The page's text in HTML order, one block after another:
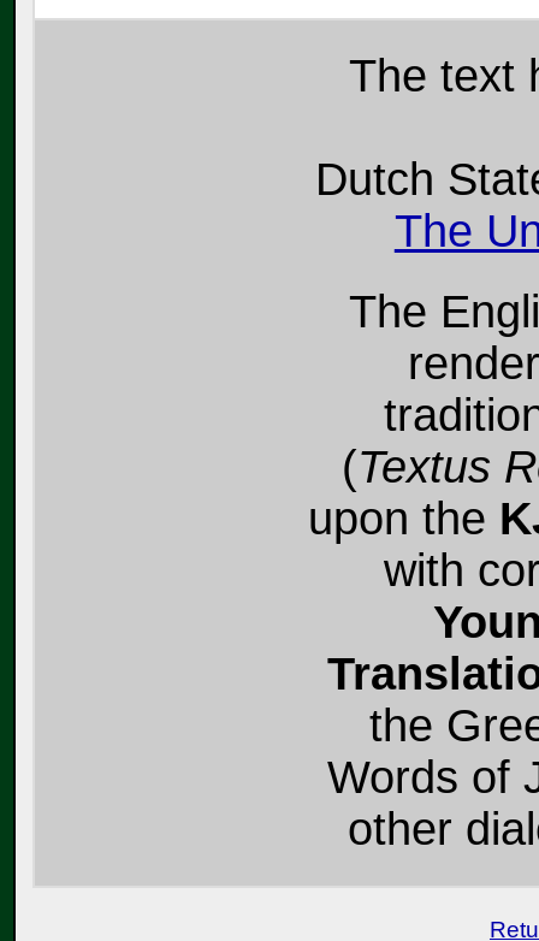
Thetext
Dutch
The
The
(Textus
upon the
with
the
Words of
other